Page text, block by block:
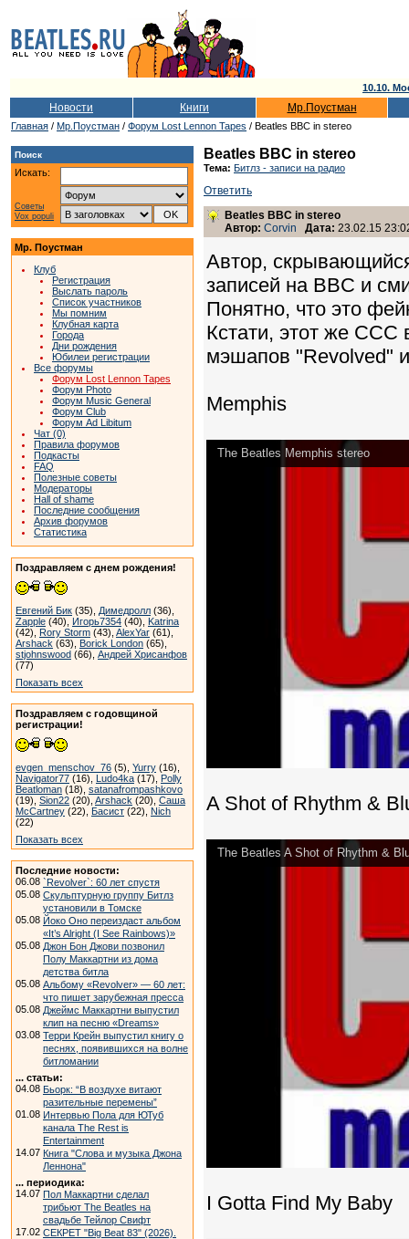
10.10.
Новости Книги Мр.Поустман
Главная / Мр.Поустман / Форум Lost Lennon Tapes / Beatles BBC in stereo
Поиск
Искать:
Советы
Vox populi
Мр. Поустман
Клуб
Регистрация
Выслать пароль
Список участников
Мы помним
Клубная карта
Города
Дни рождения
Юбилеи регистрации
Все форумы
Форум Lost Lennon Tapes
Форум Photo
Форум Music General
Форум Club
Форум Ad Libitum
Чат (0)
Правила форумов
Подкасты
FAQ
Полезные советы
Модераторы
Hall of shame
Последние сообщения
Архив форумов
Статистика
Поздравляем с днем рождения!
Евгений Бик (35), Димедролл (36),
Zapple (40), Игорь7354 (40), Katrina
(42), Rory Storm (43), AlexYar (61),
Arshack (63), Borick London (65),
stjohnswood (66), Андрей Хрисанфов
(77)
Показать всех
Поздравляем с годовщиной
регистрации!
evgen_menschov_76 (5), Yurry (16),
Navigator77 (16), Ludo4ka (17), Polly
Beatloman (18), satanafrompashkovo
(19), Sion22 (20), Arshack (20), Саша
McCartney (22), Басист (22), Nich
(22)
Показать всех
Последние новости:
06.08 `Revolver`: 60 лет спустя
05.08 Скульптурную группу Битлз
установили в Томске
05.08 Йоко Оно переиздаст альбом
«It’s Alright (I See Rainbows)»
05.08 Джон Бон Джови позвонил
Полу Маккартни из дома
детства битла
05.08 Альбому «Revolver» — 60 лет:
что пишет зарубежная пресса
05.08 Джеймс Маккартни выпустил
клип на песню «Dreams»
03.08 Терри Крейн выпустил книгу о
песнях, появившихся на волне
битломании
... статьи:
04.08 Бьорк: “В воздухе витают
разительные перемены”
01.08 Интервью Пола для ЮТуб
канала The Rest is
Entertainment
14.07 Книга "Слова и музыка Джона
Леннона"
... периодика:
14.07 Пол Маккартни сделал
трибьют The Beatles на
свадьбе Тейлор Свифт
17.02 СЕКРЕТ "Big Beat 83" (2026).
Beatles BBC in stereo
Тема: Битлз - записи на радио
Ответить
Beatles BBC in stereo
Автор: Corvin Дата: 23.02.15
Автор,
записей на BBC и
Понятно, что это
Кстати, этот же
мэшапов "Revolved"
Memphis
The Beatles Memphis stereo
A Shot of Rhythm &
The Beatles A Shot of Rhythm &
I Gotta Find My Baby